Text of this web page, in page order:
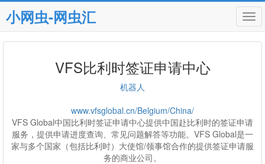
小网虫-网虫汇
VFS比利时签证申请中心
机器人
www.vfsglobal.cn/Belgium/China/
VFS Global中国比利时签证申请中心提供中国赴比利时的签证申请
服务，提供申请进度查询、常见问题解答等功能。VFS Global是一
家与多个国家（包括比利时）大使馆/领事馆合作的提供签证申请服
务的商业公司。